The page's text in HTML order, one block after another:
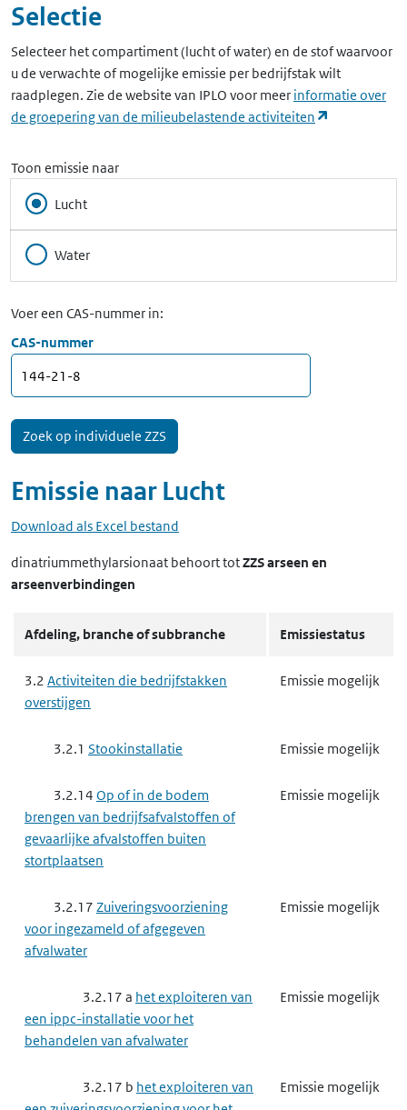
Selectie
Selecteer het compartiment (lucht of water) en de stof waarvoor
u de verwachte of mogelijke emissie per bedrijfstak wilt
raadplegen. Zie de website van IPLO voor meer informatie over
de groepering van de milieubelastende activiteiten
Toon emissie naar
Lucht
Water
Voer een CAS-nummer in:
CAS-nummer
Emissie naar Lucht
Download als Excel bestand
dinatriummethylarsionaat behoort totZZS arseen en
arseenverbindingen
Afdeling, branche of subbranche Emissiestatus
3.2 Activiteiten die bedrijfstakken
overstijgen
Emissie mogelijk
3.2.1 Stookinstallatie Emissie mogelijk
3.2.14 Op of in de bodem
brengen van bedrijfsafvalstoffen of
gevaarlijke afvalstoffen buiten
stortplaatsen
Emissie mogelijk
3.2.17 Zuiveringsvoorziening
voor ingezameld of afgegeven
afvalwater
Emissie mogelijk
3.2.17 a het exploiteren van
een ippc-installatie voor het
behandelen van afvalwater
Emissie mogelijk
3.2.17 b het exploiteren van
Emissie mogelijk